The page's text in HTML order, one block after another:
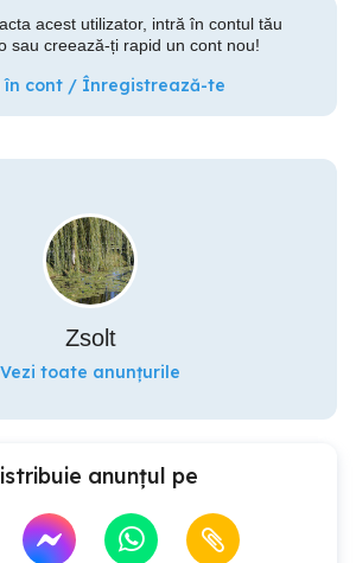
acest utilizator, intră în contul tău
sau creează-ți rapid un cont nou!
cont / Înregistrează-te
Zsolt
Vezi toate anunțurile
anunțul pe